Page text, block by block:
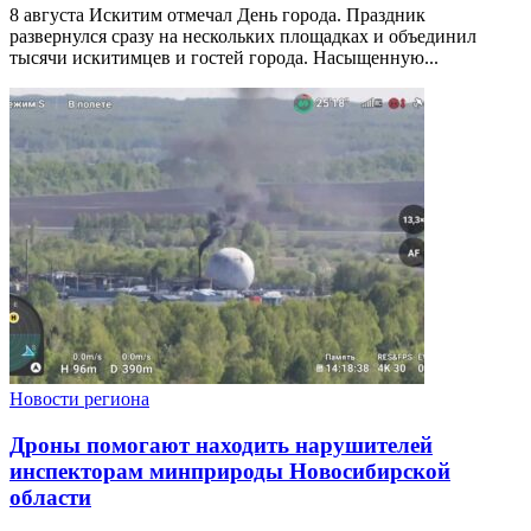
8 августа Искитим отмечал День города. Праздник
развернулся сразу на нескольких площадках и объединил
тысячи искитимцев и гостей города. Насыщенную...
Новости региона
Дроны помогают находить нарушителей
инспекторам минприроды Новосибирской
области